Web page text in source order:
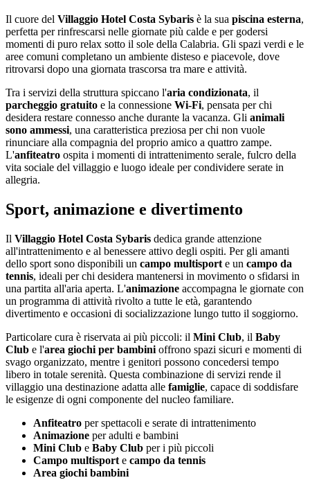
Il cuore del Villaggio Hotel Costa Sybaris è la sua piscina esterna,
perfetta per rinfrescarsi nelle giornate più calde e per godersi
momenti di puro relax sotto il sole della Calabria. Gli spazi verdi e le
aree comuni completano un ambiente disteso e piacevole, dove
ritrovarsi dopo una giornata trascorsa tra mare e attività.
Tra i servizi della struttura spiccano l'aria condizionata, il
parcheggio gratuito e la connessione Wi-Fi, pensata per chi
desidera restare connesso anche durante la vacanza. Gli animali
sono ammessi, una caratteristica preziosa per chi non vuole
rinunciare alla compagnia del proprio amico a quattro zampe.
L'anfiteatro ospita i momenti di intrattenimento serale, fulcro della
vita sociale del villaggio e luogo ideale per condividere serate in
allegria.
Sport, animazione e divertimento
Il Villaggio Hotel Costa Sybaris dedica grande attenzione
all'intrattenimento e al benessere attivo degli ospiti. Per gli amanti
dello sport sono disponibili un campo multisport e un campo da
tennis, ideali per chi desidera mantenersi in movimento o sfidarsi in
una partita all'aria aperta. L'animazione accompagna le giornate con
un programma di attività rivolto a tutte le età, garantendo
divertimento e occasioni di socializzazione lungo tutto il soggiorno.
Particolare cura è riservata ai più piccoli: il Mini Club, il Baby
Club e l'area giochi per bambini offrono spazi sicuri e momenti di
svago organizzato, mentre i genitori possono concedersi tempo
libero in totale serenità. Questa combinazione di servizi rende il
villaggio una destinazione adatta alle famiglie, capace di soddisfare
le esigenze di ogni componente del nucleo familiare.
Anfiteatro per spettacoli e serate di intrattenimento
Animazione per adulti e bambini
Mini Club e Baby Club per i più piccoli
Campo multisport e campo da tennis
Area giochi bambini